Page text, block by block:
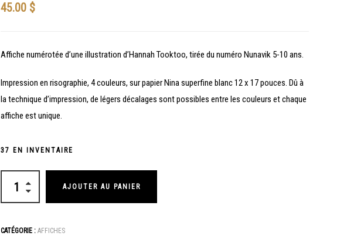
45.00 $
Affiche numérotée d’une illustration d’Hannah Tooktoo, tirée du numéro Nunavik 5-10 ans.
Impression en risographie, 4 couleurs, sur papier Nina superfine blanc 12 x 17 pouces. Dû à
la technique d’impression, de légers décalages sont possibles entre les couleurs et chaque
affiche est unique.
37 EN INVENTAIRE
AJOUTER AU PANIER
CATÉGORIE : AFFICHES